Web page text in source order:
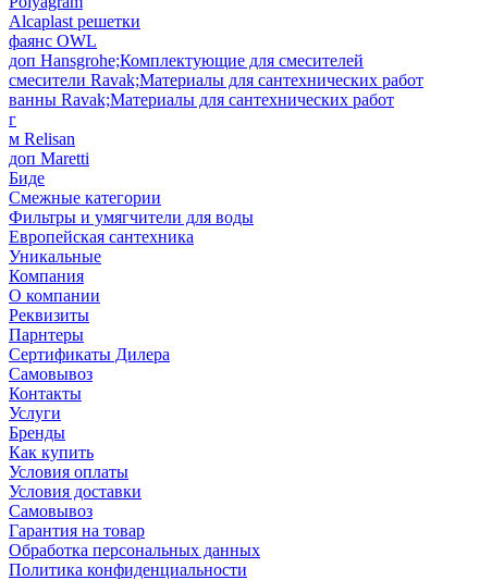
Alcaplast решетки
фаянс OWL
доп Hansgrohe;Комплектующие для смесителей
смесители Ravak;Материалы для сантехнических работ
ванны Ravak;Материалы для сантехнических работ
г
м Relisan
доп Maretti
Биде
Смежные категории
Фильтры и умягчители для воды
Европейская сантехника
Уникальные
Компания
О компании
Реквизиты
Парнтеры
Сертификаты Дилера
Самовывоз
Контакты
Услуги
Бренды
Как купить
Условия оплаты
Условия доставки
Самовывоз
Гарантия на товар
Обработка персональных данных
Политика конфиденциальности